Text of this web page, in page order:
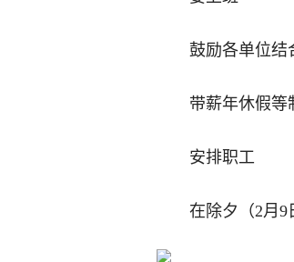
鼓励各单位结
带薪年休假等
安排职工
在除夕（2月9